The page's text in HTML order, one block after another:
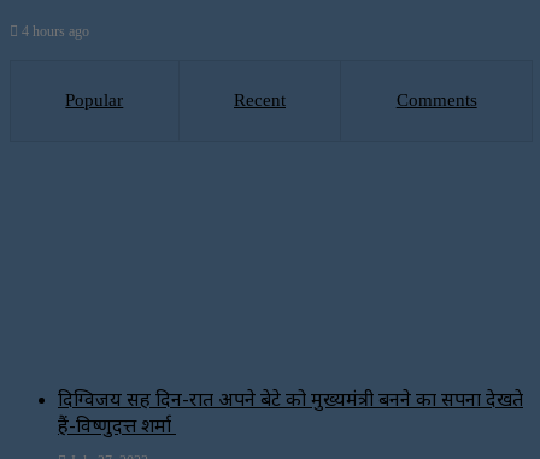
4 hours ago
Popular Recent Comments
दिग्विजय सिंह दिन-रात अपने बेटे को मुख्यमंत्री बनने का सपना देखते
हैं-विष्णुदत्त शर्मा